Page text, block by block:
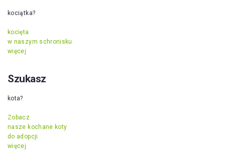
kociątka?
kocięta
w naszym schronisku
więcej
Szukasz
kota?
Zobacz
nasze kochane koty
do adopcji
więcej